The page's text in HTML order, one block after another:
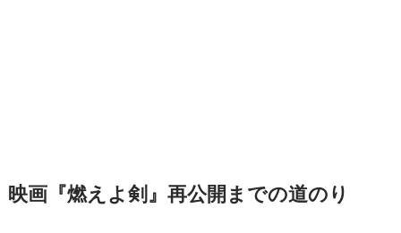
映画『燃えよ剣』再公開までの道のり